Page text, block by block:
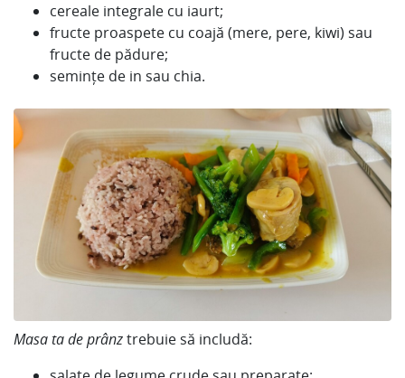
cereale integrale cu iaurt;
fructe proaspete cu coajă (mere, pere, kiwi) sau
fructe de pădure;
semințe de in sau chia.
Masa ta de prânztrebuie să includă: